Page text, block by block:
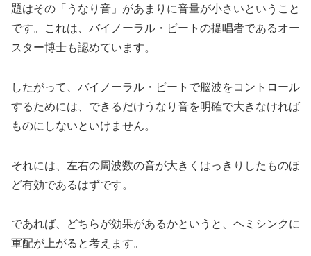
題はその「うなり音」があまりに音量が小さいということ
です。これは、バイノーラル・ビートの提唱者であるオー
スター博士も認めています。
したがって、バイノーラル・ビートで脳波をコントロール
するためには、できるだけうなり音を明確で大きなければ
ものにしないといけません。
それには、左右の周波数の音が大きくはっきりしたものほ
ど有効であるはずです。
であれば、
どちらが効果があるかというと、ヘミシンクに
軍配が上がる と考えます。